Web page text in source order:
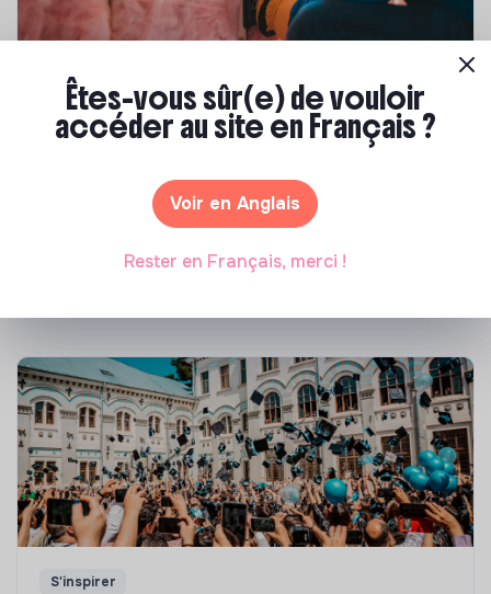
Top 8 des formations en rénovation
énergétique des bâtiments
21 janvier 2025
S'inspirer
Êtes-vous sûr(e) de vouloir
accéder au site en Français ?
Voir en Anglais
Rester en Français, merci !